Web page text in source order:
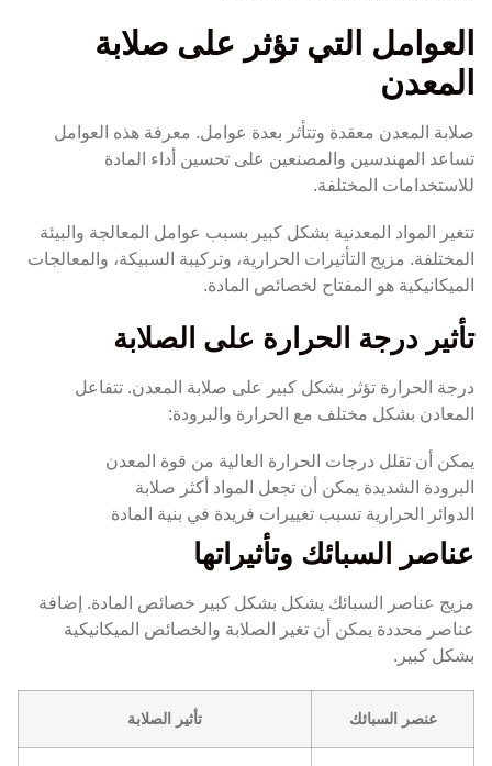
العوامل التي تؤثر على صلابة
المعدن
صلابة المعدن معقدة وتتأثر بعدة عوامل. معرفة هذه العوامل
تساعد المهندسين والمصنعين على تحسين أداء المادة
للاستخدامات المختلفة.
تتغير المواد المعدنية بشكل كبير بسبب عوامل المعالجة والبيئة
المختلفة. مزيج التأثيرات الحرارية، وتركيبة السبيكة، والمعالجات
الميكانيكية هو المفتاح لخصائص المادة.
تأثير درجة الحرارة على الصلابة
درجة الحرارة تؤثر بشكل كبير على صلابة المعدن. تتفاعل
المعادن بشكل مختلف مع الحرارة والبرودة:
يمكن أن تقلل درجات الحرارة العالية من قوة المعدن
البرودة الشديدة يمكن أن تجعل المواد أكثر صلابة
الدوائر الحرارية تسبب تغييرات فريدة في بنية المادة
عناصر السبائك وتأثيراتها
مزيج عناصر السبائك يشكل بشكل كبير خصائص المادة. إضافة
عناصر محددة يمكن أن تغير الصلابة والخصائص الميكانيكية
بشكل كبير.
عنصر السبائك تأثير الصلابة